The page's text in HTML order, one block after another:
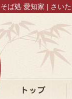
そば処 愛知家 | さい